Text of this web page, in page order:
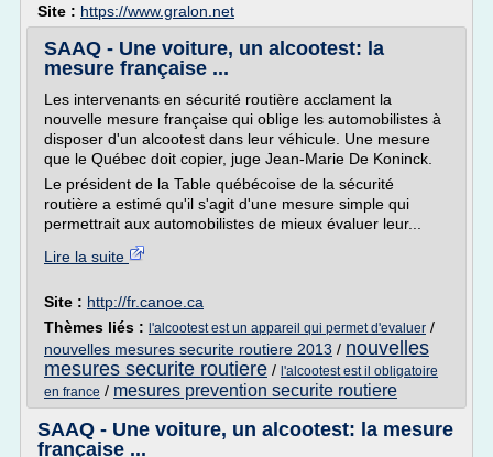
Site : https://www.gralon.net
SAAQ - Une voiture, un alcootest: la
mesure française ...
Les intervenants en sécurité routière acclament la
nouvelle mesure française qui oblige les automobilistes à
disposer d'un alcootest dans leur véhicule. Une mesure
que le Québec doit copier, juge Jean-Marie De Koninck.
Le président de la Table québécoise de la sécurité
routière a estimé qu'il s'agit d'une mesure simple qui
permettrait aux automobilistes de mieux évaluer leur...
Lire la suite
Site : http://fr.canoe.ca
Thèmes liés : l'alcootest est un appareil qui permet d'evaluer /
nouvelles mesures securite routiere 2013 / nouvelles
mesures securite routiere / l'alcootest est il obligatoire
en france / mesures prevention securite routiere
SAAQ - Une voiture, un alcootest: la mesure
française ...